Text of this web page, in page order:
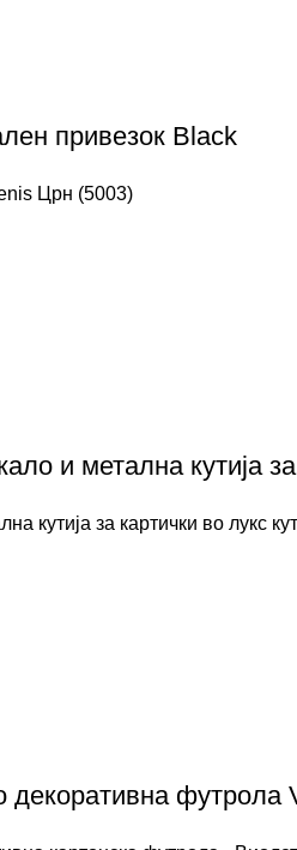
привезок Black
Црн (5003)
и метална кутија за
кутија за картички во лукс
декоративна футрола